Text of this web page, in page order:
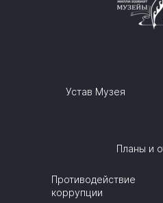
Устав Музея
Планы и
Противодействие
коррупции